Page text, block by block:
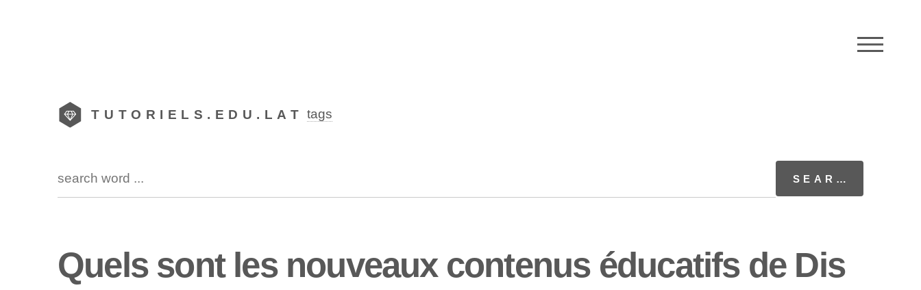
TUTORIELS.EDU.LAT tags
Quels sont les nouveaux contenus éducatifs de Dis